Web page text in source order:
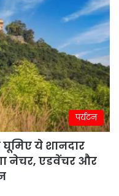
पर्यटन
ये शानदार
नेचर, एडवेंचर और